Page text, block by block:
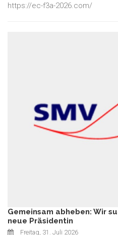
https://ec-f3a-2026.com/
Gemeinsam abheben: Wir
neue Präsidentin
Freitag, 31. Juli 2026